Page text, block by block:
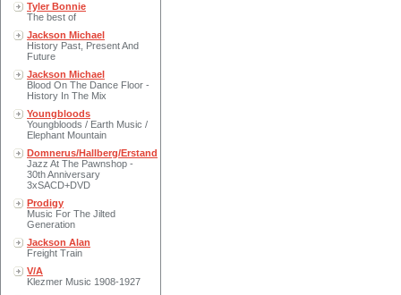
Tyler Bonnie
The best of
Jackson Michael
History Past, Present And
Future
Jackson Michael
Blood On The Dance Floor -
History In The Mix
Youngbloods
Youngbloods / Earth Music /
Elephant Mountain
Domnerus/Hallberg/Erstand
Jazz At The Pawnshop -
30th Anniversary
3xSACD+DVD
Prodigy
Music For The Jilted
Generation
Jackson Alan
Freight Train
V/A
Klezmer Music 1908-1927